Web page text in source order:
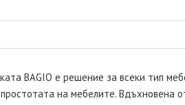
BAGIO е решение за всеки тип
на мебелите. Вдъхновена